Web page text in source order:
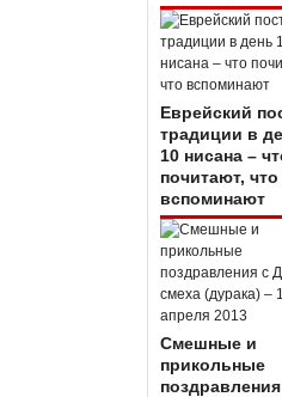
Еврейский
традиции в
10 нисана –
почитают, что
вспоминают
Смешные и
прикольные